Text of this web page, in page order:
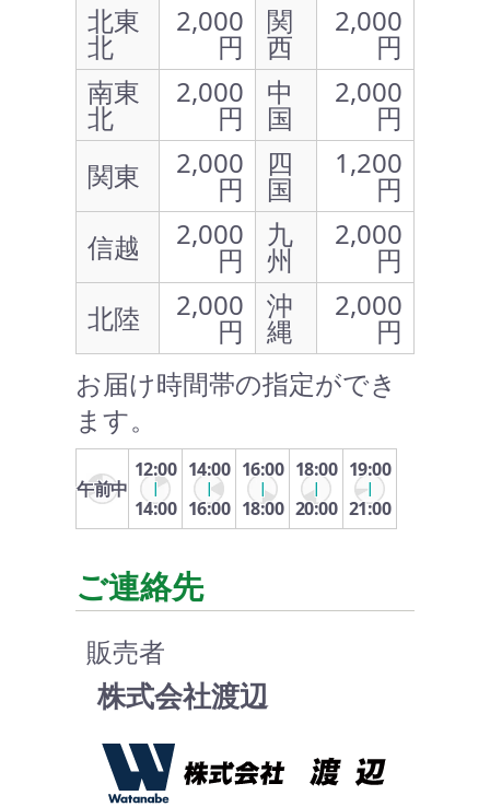
北東
北
2,000
円
関
西
2,000
円
南東
北
2,000
円
中
国
2,000
円
関東
2,000
円
四
国
1,200
円
信越
2,000
円
九
州
2,000
円
北陸
2,000
円
沖
縄
2,000
円
お届け時間帯の指定ができ
ます。
午前中
12:00
14:00
14:00
16:00
16:00
18:00
18:00
20:00
19:00
21:00
ご連絡先
販売者
株式会社渡辺